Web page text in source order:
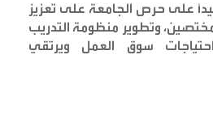
على حرص الجامعة على تعزيز
وتطوير منظومة التدريب
سوق العمل ويرتقي